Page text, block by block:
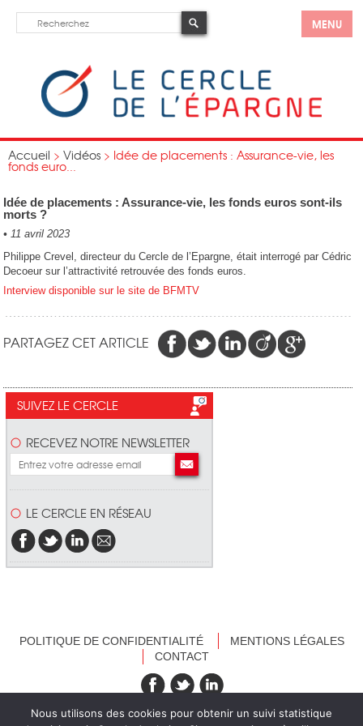
MENU
Accueil > Vidéos > Idée de placements : Assurance-vie, les
fonds euro...
Idée de placements : Assurance-vie, les fonds euros sont-ils
morts ?
• 11 avril 2023
Philippe Crevel, directeur du Cercle de l’Epargne, était interrogé par Cédric
Decoeur sur l’attractivité retrouvée des fonds euros.
Interview disponible sur le site de BFMTV
PARTAGEZ CET ARTICLE
SUIVEZ LE CERCLE
RECEVEZ NOTRE NEWSLETTER
LE CERCLE EN RÉSEAU
POLITIQUE DE CONFIDENTIALITÉ
MENTIONS LÉGALES
CONTACT
recevez nos newsletters
Nous utilisons des cookies pour obtenir un suivi statistique